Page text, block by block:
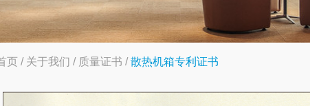
页 / 关于我们 / 质量证书 /散热机箱专利证书